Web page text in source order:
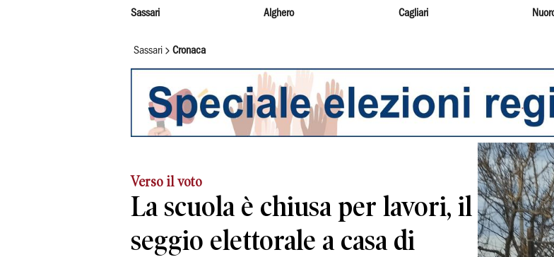
Sassari Alghero Cagliari
Sassari Cronaca
Verso il voto
La scuola è chiusa per lavori, il
seggio elettorale a casa di